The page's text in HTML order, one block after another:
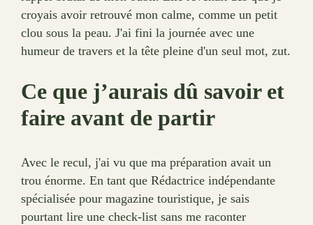
croyais avoir retrouvé mon calme, comme un petit
clou sous la peau. J'ai fini la journée avec une
humeur de travers et la tête pleine d'un seul mot, zut.
Ce que j’aurais dû savoir et
faire avant de partir
Avec le recul, j'ai vu que ma préparation avait un
trou énorme. En tant que Rédactrice indépendante
spécialisée pour magazine touristique, je sais
pourtant lire une check-list sans me raconter